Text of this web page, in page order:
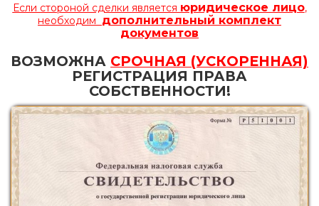
Если стороной сделки является юридическое лицо,
необходим дополнительный комплект
документов
ВОЗМОЖНА СРОЧНАЯ (УСКОРЕННАЯ)
РЕГИСТРАЦИЯ ПРАВА
СОБСТВЕННОСТИ!